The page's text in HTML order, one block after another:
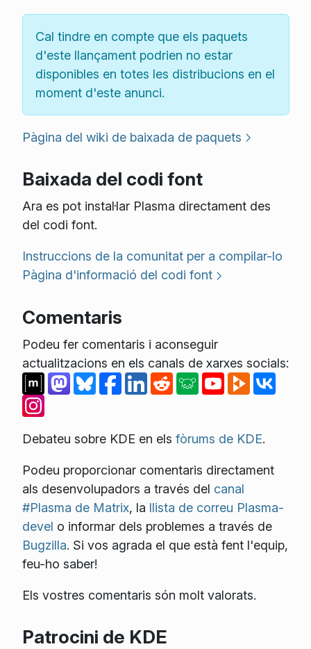
Cal tindre en compte que els paquets
d'este llançament podrien no estar
disponibles en totes les distribucions en el
moment d'este anunci.
Pàgina del wiki de baixada de paquets
Baixada del codi font
Ara es pot instal·lar Plasma directament des
del codi font.
Instruccions de la comunitat per a compilar-lo
Pàgina d'informació del codi font
Comentaris
Podeu fer comentaris i aconseguir
actualitzacions en els canals de xarxes socials:
Debateu sobre KDE en els fòrums de KDE.
Podeu proporcionar comentaris directament
als desenvolupadors a través del canal
#Plasma de Matrix, la llista de correu Plasma-
devel o informar dels problemes a través de
Bugzilla. Si vos agrada el que està fent l'equip,
feu-ho saber!
Els vostres comentaris són molt valorats.
Patrocini de KDE